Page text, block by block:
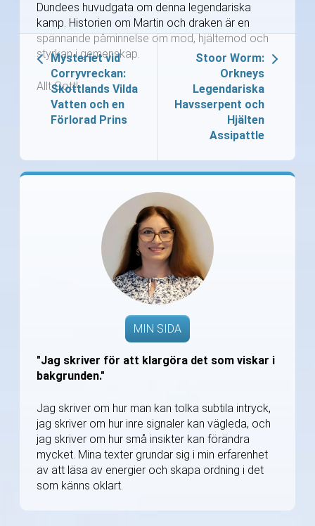
Dundees huvudgata om denna legendariska
kamp. Historien om Martin och draken är en
spännande påminnelse om mod, hjältemod och
styrkan i gemenskap.
Allt Gott!
Mysteriet vid
Corryvreckan:
Skottlands Vilda
Vatten och en
Förlorad Prins
Stoor Worm:
Orkneys
Legendariska
Havsserpent och
Hjälten
Assipattle
MIN SIDA
"Jag skriver för att klargöra det som viskar i
bakgrunden."
Jag skriver om hur man kan tolka subtila intryck,
jag skriver om hur inre signaler kan vägleda, och
jag skriver om hur små insikter kan förändra
mycket. Mina texter grundar sig i min erfarenhet
av att läsa av energier och skapa ordning i det
som känns oklart.